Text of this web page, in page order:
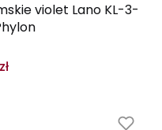
violet Lano KL-3-